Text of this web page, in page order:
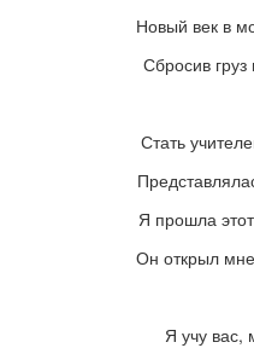
Новый век в
Сбросив
Стать
Я прошла
Он открыл
Я учу вас,